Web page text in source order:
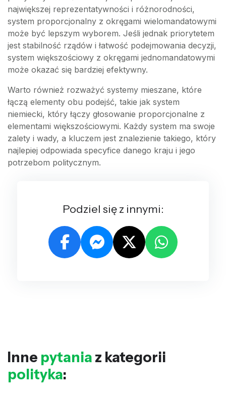
największej reprezentatywności i różnorodności,
system proporcjonalny z okręgami wielomandatowymi
może być lepszym wyborem. Jeśli jednak priorytetem
jest stabilność rządów i łatwość podejmowania decyzji,
system większościowy z okręgami jednomandatowymi
może okazać się bardziej efektywny.
Warto również rozważyć systemy mieszane, które
łączą elementy obu podejść, takie jak system
niemiecki, który łączy głosowanie proporcjonalne z
elementami większościowymi. Każdy system ma swoje
zalety i wady, a kluczem jest znalezienie takiego, który
najlepiej odpowiada specyfice danego kraju i jego
potrzebom politycznym.
Podziel się z innymi:
Inne pytania z kategorii
polityka: